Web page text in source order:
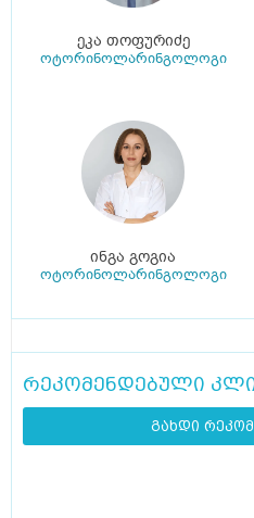
ეკა თოფურიძე
ოტორინოლარინგოლოგი
ინგა გოგია
ოტორინოლარინგოლოგი
რეკომენდებული
გახდი